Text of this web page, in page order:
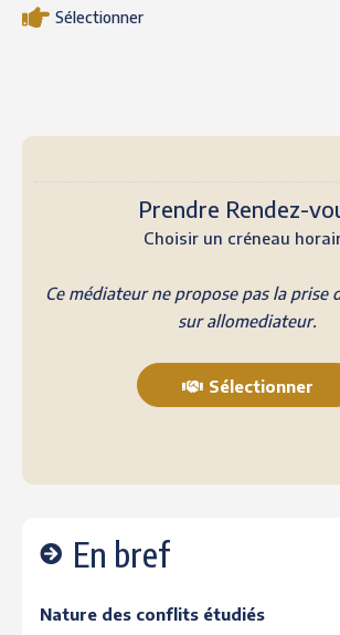
Sélectionner
Prendre Rendez-
Choisir un créneau
Ce médiateur ne propose pas la prise
sur allomediateur.
Sélectionner
En bref
Nature des conflits étudiés